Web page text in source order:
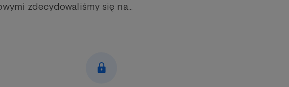
zdecydowaliśmy się na...